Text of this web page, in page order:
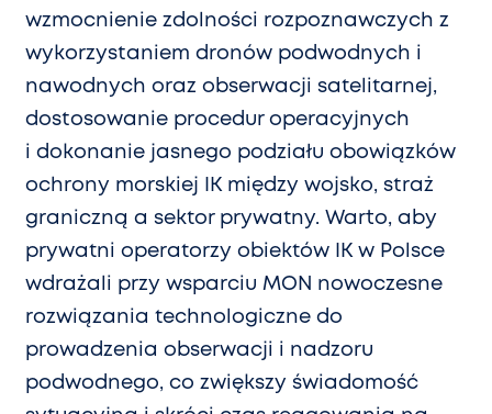
wzmocnienie zdolności rozpoznawczych z
wykorzystaniem dronów podwodnych i
nawodnych oraz obserwacji satelitarnej,
dostosowanie procedur operacyjnych
i dokonanie jasnego podziału obowiązków
ochrony morskiej IK między wojsko, straż
graniczną a sektor prywatny. Warto, aby
prywatni operatorzy obiektów IK w Polsce
wdrażali przy wsparciu MON nowoczesne
rozwiązania technologiczne do
prowadzenia obserwacji i nadzoru
podwodnego, co zwiększy świadomość